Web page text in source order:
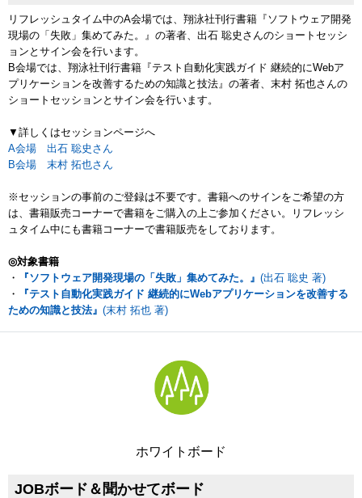
リフレッシュタイム中のA会場では、翔泳社刊行書籍『ソフトウェア開発
現場の「失敗」集めてみた。』の著者、出石 聡史さんのショートセッシ
ョンとサイン会を行います。
B会場では、翔泳社刊行書籍『テスト自動化実践ガイド 継続的にWebア
プリケーションを改善するための知識と技法』の著者、末村 拓也さんの
ショートセッションとサイン会を行います。
▼詳しくはセッションページへ
A会場 出石 聡史さん
B会場 末村 拓也さん
※セッションの事前のご登録は不要です。書籍へのサインをご希望の方
は、書籍販売コーナーで書籍をご購入の上ご参加ください。リフレッシ
ュタイム中にも書籍コーナーで書籍販売をしております。
◎対象書籍
・
『ソフトウェア開発現場の「失敗」集めてみた。』 (出石 聡史 著)
・
『テスト自動化実践ガイド 継続的にWebアプリケーションを改善する
ための知識と技法』 (末村 拓也 著)
ホワイトボード
JOBボード＆聞かせてボード